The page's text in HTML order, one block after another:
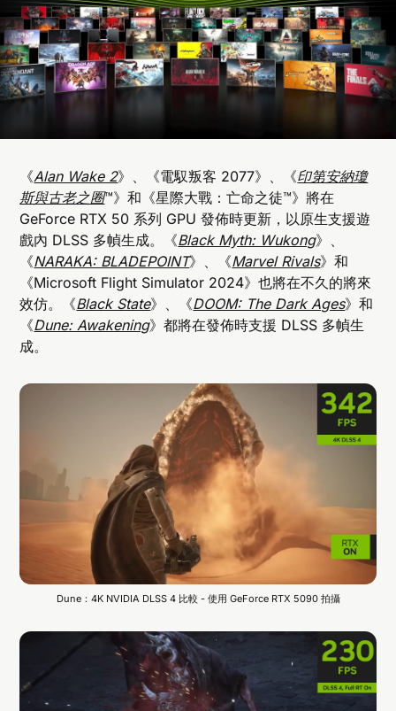
《Alan Wake 2》、《電馭叛客 2077》、《印第安納瓊
斯與古老之圈™》和《星際大戰：亡命之徒™》將在
GeForce RTX 50 系列 GPU 發佈時更新，以原生支援遊
戲內 DLSS 多幀生成。《Black Myth: Wukong》、
《NARAKA: BLADEPOINT》、《Marvel Rivals》和
《Microsoft Flight Simulator 2024》也將在不久的將來
效仿。《Black State》、《DOOM: The Dark Ages》和
《Dune: Awakening》都將在發佈時支援 DLSS 多幀生
成。
Dune：4K NVIDIA DLSS 4 比較 - 使用 GeForce RTX 5090 拍攝